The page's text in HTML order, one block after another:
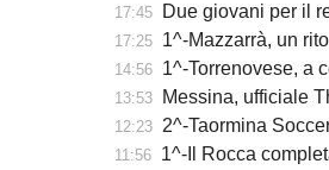
17:45 Due giovani per il
17:25 1^-Mazzarrà, un
14:56 1^-Torrenovese, a
13:53 Messina, ufficiale
12:23 2^-Taormina
11:56 1^-Il Rocca